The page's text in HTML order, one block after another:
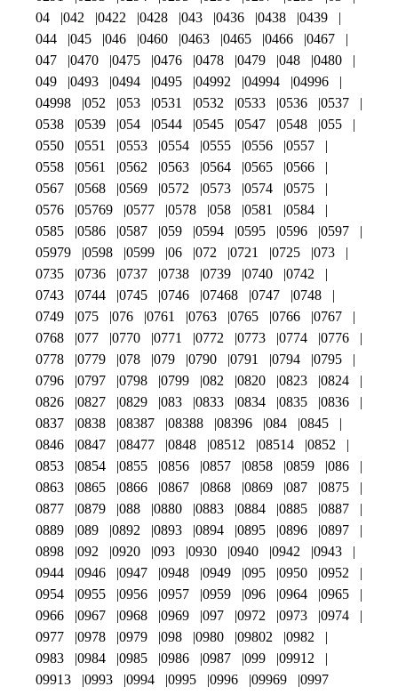
04
042 0422 0428 043 0436 0438
0439
044
045 046 0460 0463 0465 0466
0467
047
0470 0475 0476 0478 0479 048
0480
049
0493 0494 0495 04992 04994
04996
04998
052 053 0531 0532 0533 0536
0537
0538
0539 054 0544 0545 0547 0548
055
0550
0551 0553 0554 0555 0556
0557
0558
0561 0562 0563 0564 0565
0566
0567
0568 0569 0572 0573 0574
0575
0576
05769 0577 0578 058 0581
0584
0585
0586 0587 059 0594 0595 0596
0597
05979
0598 0599 06 072 0721 0725
073
0735
0736 0737 0738 0739 0740
0742
0743
0744 0745 0746 07468 0747
0748
0749
075 076 0761 0763 0765 0766
0767
0768
077 0770 0771 0772 0773 0774
0776
0778
0779 078 079 0790 0791 0794
0795
0796
0797 0798 0799 082 0820 0823
0824
0826
0827 0829 083 0833 0834 0835
0836
0837
0838 08387 08388 08396 084
0845
0846
0847 08477 0848 08512 08514
0852
0853
0854 0855 0856 0857 0858 0859
086
0863
0865 0866 0867 0868 0869 087
0875
0877
0879 088 0880 0883 0884 0885
0887
0889
089 0892 0893 0894 0895 0896
0897
0898
092 0920 093 0930 0940 0942
0943
0944
0946 0947 0948 0949 095 0950
0952
0954
0955 0956 0957 0959 096 0964
0965
0966
0967 0968 0969 097 0972 0973
0974
0977
0978 0979 098 0980 09802
0982
0983
0984 0985 0986 0987 099
09912
09913
0993 0994 0995 0996 09969 0997